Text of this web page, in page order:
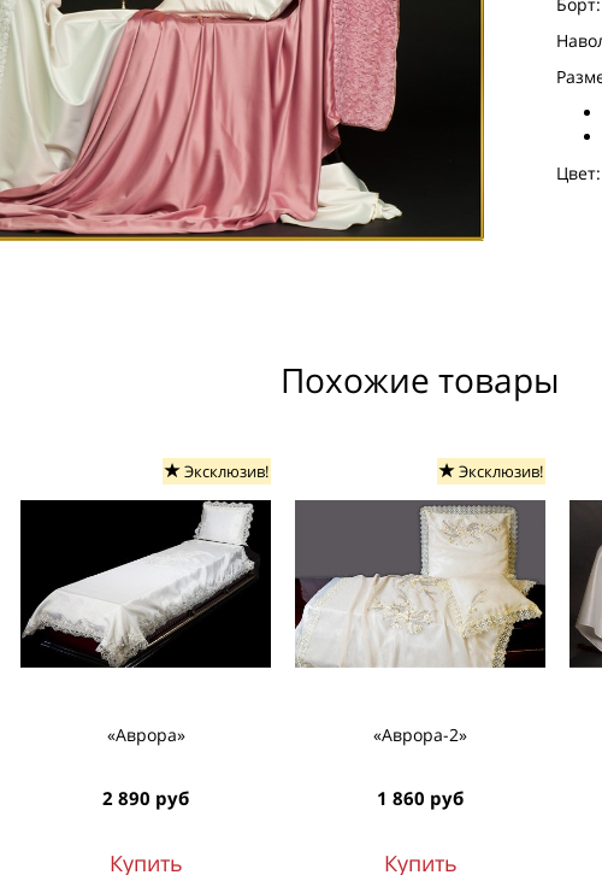
Похожие товары
Эксклюзив!
«Аврора»
2 890 руб
Купить
Эксклюзив!
«Аврора-2»
1 860 руб
Купить